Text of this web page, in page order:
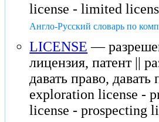
license - limited
Англо-Русский словарь по
LICENSE —
лицензия, патент ||
давать право, давать
exploration license -
license - prospecting